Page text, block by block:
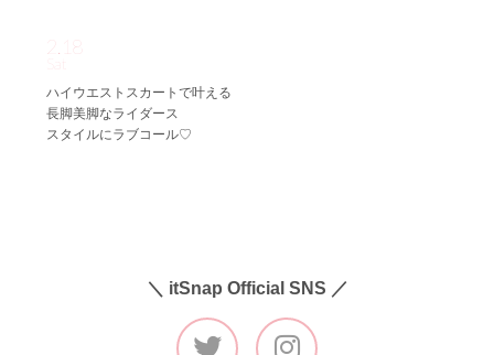
2.18
ハイウエストスカートで叶える
長脚美脚なライダース
スタイルにラブコール♡
＼ itSnap Official SNS ／